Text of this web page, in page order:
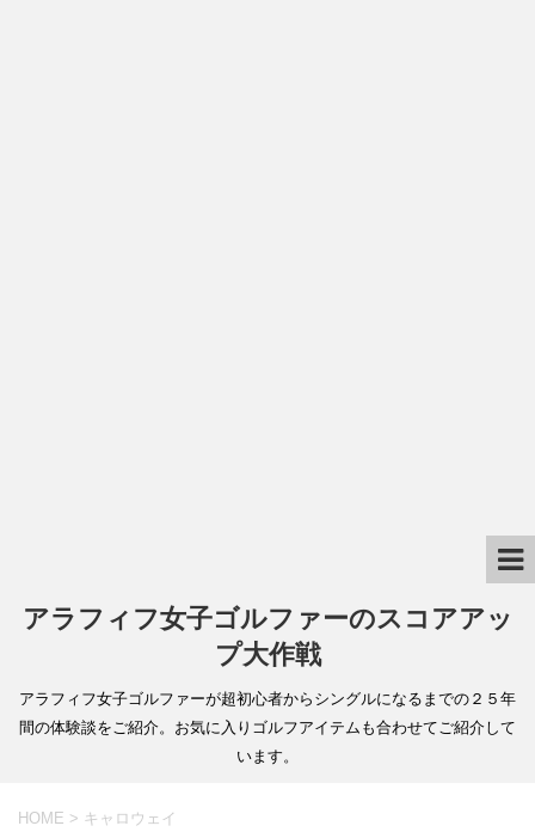
アラフィフ女子ゴルファーのスコアアッ
プ大作戦
アラフィフ女子ゴルファーが超初心者からシングルになるまでの２５年
間の体験談をご紹介。お気に入りゴルフアイテムも合わせてご紹介して
います。
HOME > キャロウェイ